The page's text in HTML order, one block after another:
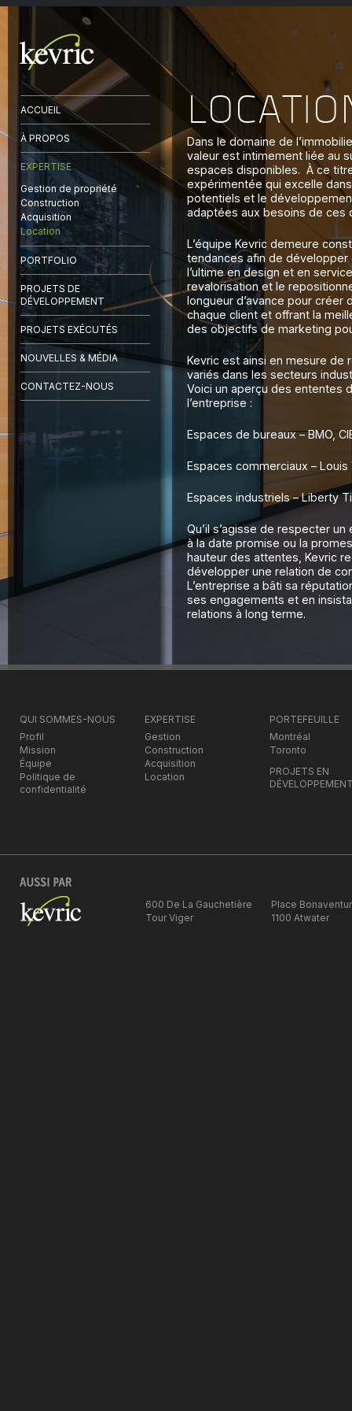
Dans le domaine de
valeur est intimement liée au
espaces disponibles. À ce
expérimentée qui excelle
potentiels et le
adaptées aux besoins de ces
L’équipe Kevric demeure
tendances afin de
l’ultime en design et en
revalorisation et le
longueur d’avance pour créer
chaque client et offrant la
des objectifs de marketing
Kevric est ainsi en mesure de
variés dans les secteurs
Voici un aperçu des ententes
l’entreprise :
Espaces de bureaux – BMO,
Espaces commerciaux – Louis
Espaces industriels – Liberty
Qu’il s’agisse de respecter
à la date promise ou la
hauteur des attentes, Kevric
développer une relation de
L’entreprise a bâti sa
ses engagements et en
relations à long terme.
ACCUEIL
À PROPOS
EXPERTISE
Gestion de propriété
Construction
Acquisition
Location
PORTFOLIO
PROJETS DE
DÉVELOPPEMENT
PROJETS EXÉCUTÉS
NOUVELLES & MÉDIA
CONTACTEZ-NOUS
QUI SOMMES-NOUS
Profil
Mission
Équipe
Politique de
confidentialité
EXPERTISE
Gestion
Construction
Acquisition
Location
PORTEFEUILLE
Montréal
Toronto
PROJETS EN
600 De La Gauchetière
Tour Viger
Place
1100 Atwater